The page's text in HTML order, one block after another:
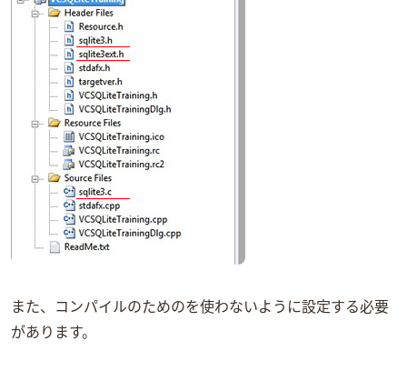
また、コンパイルのためSQLite3.cのPrecompiled Headersを使わないように設定する必要
があります。